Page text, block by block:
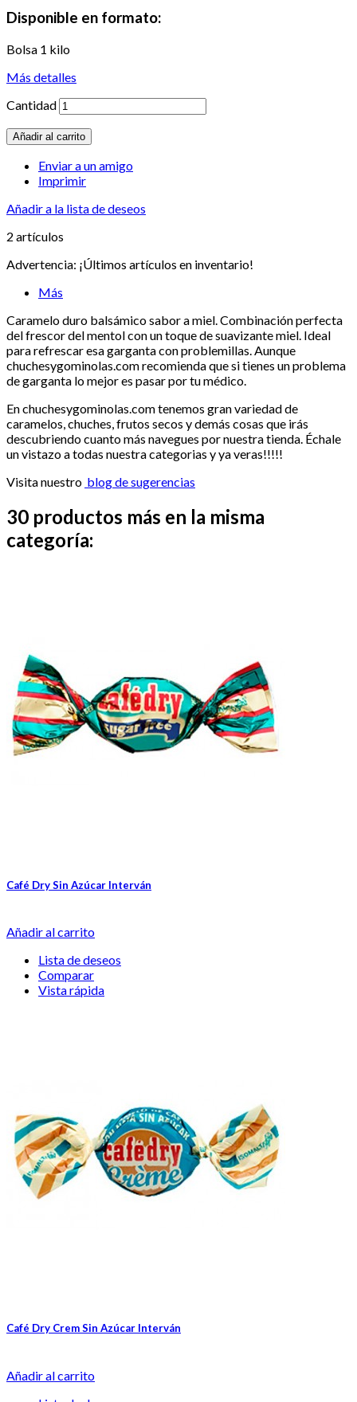
Disponible en formato:
Bolsa 1 kilo
Más detalles
Cantidad
Añadir al carrito
Enviar a un amigo
Imprimir
Añadir a la lista de deseos
2 artículos
Advertencia: ¡Últimos artículos en inventario!
Más
Caramelo duro balsámico sabor a miel. Combinación perfecta
del frescor del mentol con un toque de suavizante miel. Ideal
para refrescar esa garganta con problemillas. Aunque
chuchesygominolas.com recomienda que si tienes un problema
de garganta lo mejor es pasar por tu médico.
En chuchesygominolas.com tenemos gran variedad de
caramelos, chuches, frutos secos y demás cosas que irás
descubriendo cuanto más navegues por nuestra tienda. Échale
un vistazo a todas nuestra categorias y ya veras!!!!!
Visita nuestro blog de sugerencias
30 productos más en la misma
categoría:
Café Dry Sin Azúcar Interván
Añadir al carrito
Lista de deseos
Comparar
Vista rápida
Café Dry Crem Sin Azúcar Interván
Añadir al carrito